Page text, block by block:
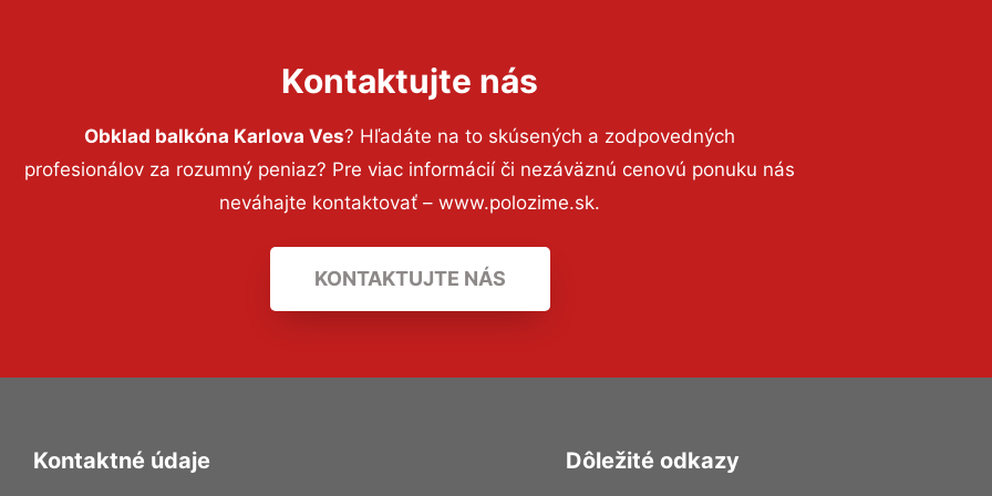
Kontaktujte nás
Obklad balkóna Karlova Ves? Hľadáte na to skúsených a zodpovedných
profesionálov za rozumný peniaz? Pre viac informácií či nezáväznú cenovú ponuku nás
neváhajte kontaktovať – www.polozime.sk.
KONTAKTUJTE NÁS
Kontaktné údaje Dôležité odkazy